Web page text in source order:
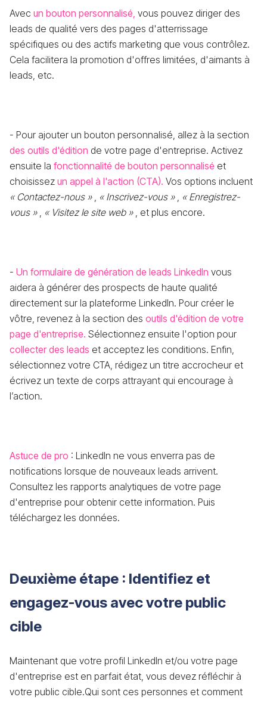
Avec un bouton personnalisé, vous pouvez diriger des
leads de qualité vers des pages d'atterrissage
spécifiques ou des actifs marketing que vous contrôlez.
Cela facilitera la promotion d'offres limitées, d'aimants à
leads, etc.
- Pour ajouter un bouton personnalisé, allez à la section
des outils d'édition de votre page d'entreprise. Activez
ensuite la fonctionnalité de bouton personnalisé et
choisissez un appel à l'action (CTA). Vos options incluent
« Contactez-nous », « Inscrivez-vous », « Enregistrez-
vous » , « Visitez le site web » , et plus encore.
- Un formulaire de génération de leads LinkedIn vous
aidera à générer des prospects de haute qualité
directement sur la plateforme LinkedIn. Pour créer le
vôtre, revenez à la section des outils d'édition de votre
page d'entreprise. Sélectionnez ensuite l'option pour
collecter des leads et acceptez les conditions. Enfin,
sélectionnez votre CTA, rédigez un titre accrocheur et
écrivez un texte de corps attrayant qui encourage à
l’action.
Astuce de pro : LinkedIn ne vous enverra pas de
notifications lorsque de nouveaux leads arrivent.
Consultez les rapports analytiques de votre page
d'entreprise pour obtenir cette information. Puis
téléchargez les données.
Deuxième étape : Identifiez et
engagez-vous avec votre public
cible
Maintenant que votre profil LinkedIn et/ou votre page
d'entreprise est en parfait état, vous devez réfléchir à
votre public cible.Qui sont ces personnes et comment